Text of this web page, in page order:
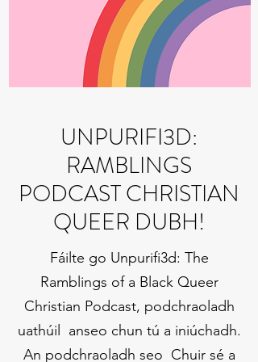
UNPURIFI3D:
RAMBLINGS
PODCAST CHRISTIAN
QUEER DUBH!
Fáilte go Unpurifi3d: The
Ramblings of a Black Queer
Christian Podcast, podchraoladh
uathúil anseo chun tú a iniúchadh.
An podchraoladh seo Chuir sé a